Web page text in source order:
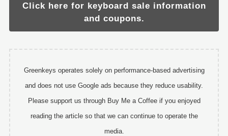
Click here for keyboard sale information
and coupons.
Greenkeys operates solely on performance-based advertising
and does not use Google ads because they reduce usability.
Please support us through Buy Me a Coffee if you enjoyed
reading the article so that we can continue to operate the
media.